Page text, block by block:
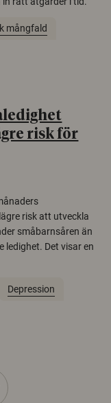
mångfald
risk för
risk att utveckla
småbarnsåren än
ledighet. Det visar en
Depression